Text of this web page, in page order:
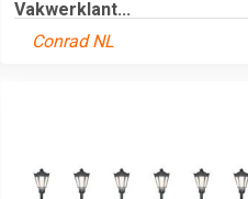
Vakwerklant...
Conrad NL